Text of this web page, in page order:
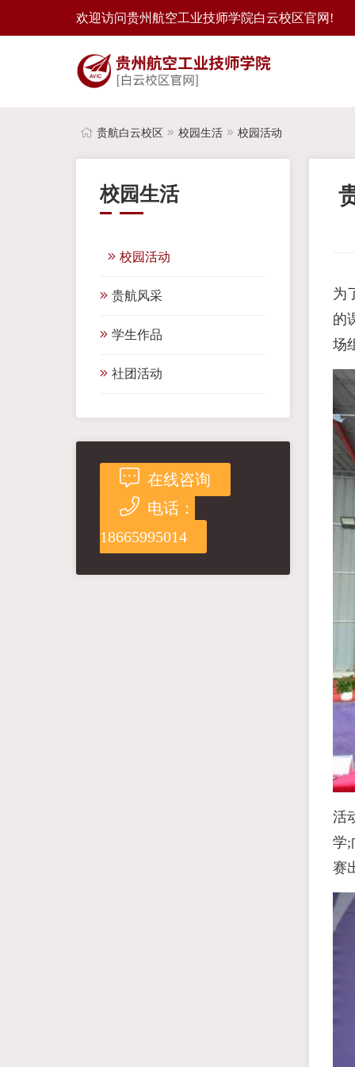
欢迎访问贵州航空工业技师学院白云校区官网!
贵航白云校区 校园生活 校园活动
校园生活
校园活动
贵航风采
学生作品
社团活动
在线咨询
电话：
18665995014
为
的
场
活
学;
赛